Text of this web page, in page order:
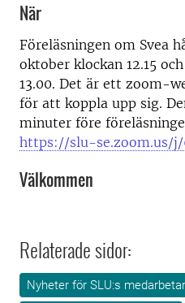
När
Föreläsningen om Svea
oktober klockan 12.15
13.00. Det är ett zoom-
för att koppla upp sig.
minuter före
https://slu-se.zoom.us/j/
Välkommen
Relaterade sidor:
Nyheter för SLU:s